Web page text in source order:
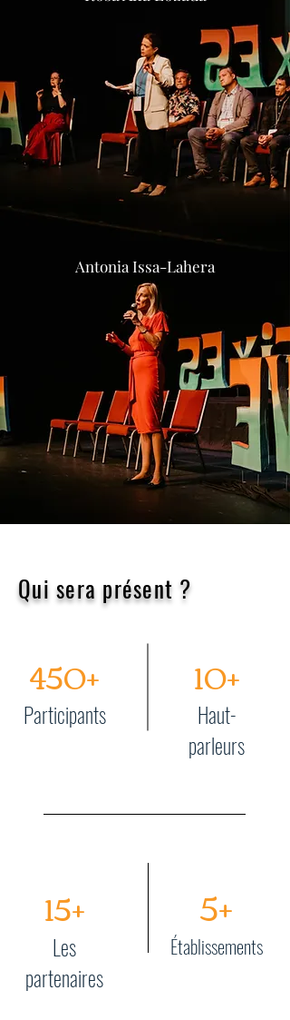
Antonia Issa-Lahera
Qui sera présent ?
10+
450+
Participants
Haut-
parleurs
5+
15+
Les
partenaires
Établissements